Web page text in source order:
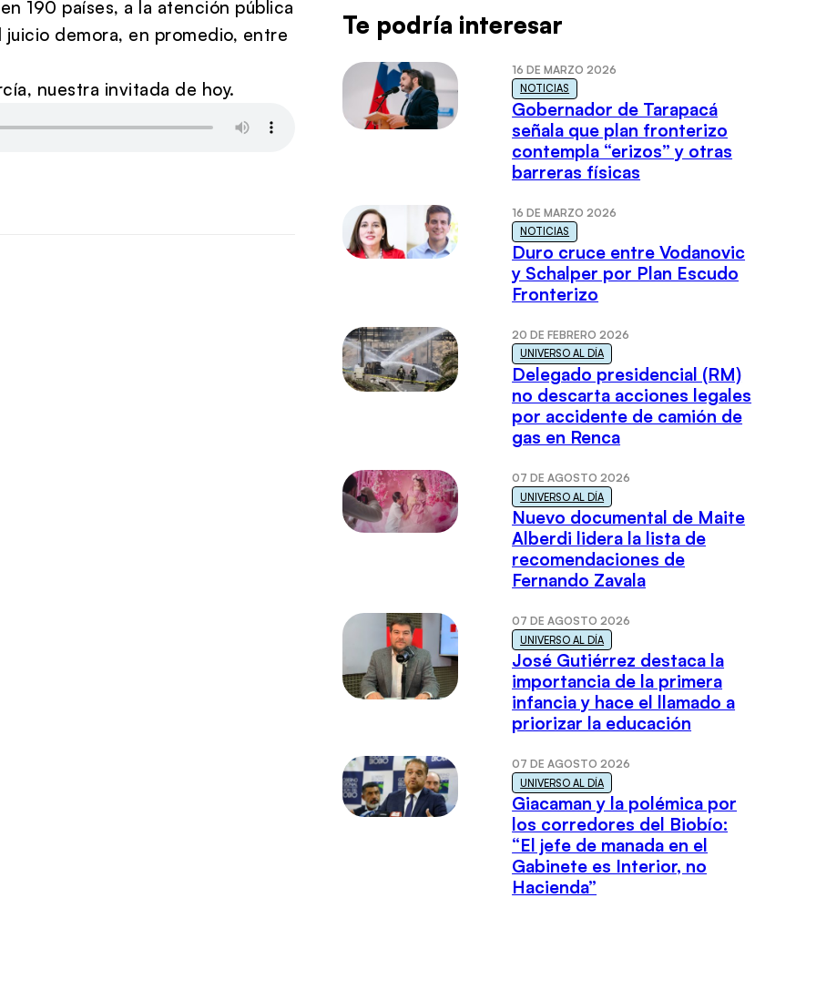
190 países, a la atención pública
demora, en promedio, entre
nuestra invitada de hoy.
Te podría interesar
16 DE MARZO 2026
NOTICIAS
Gobernador de Tarapacá
señala que plan fronterizo
contempla “erizos” y otras
barreras físicas
16 DE MARZO 2026
NOTICIAS
Duro cruce entre Vodanovic
y Schalper por Plan Escudo
Fronterizo
20 DE FEBRERO 2026
UNIVERSO AL DÍA
Delegado presidencial (RM)
no descarta acciones legales
por accidente de camión de
gas en Renca
07 DE AGOSTO 2026
UNIVERSO AL DÍA
Nuevo documental de Maite
Alberdi lidera la lista de
recomendaciones de
Fernando Zavala
07 DE AGOSTO 2026
UNIVERSO AL DÍA
José Gutiérrez destaca la
importancia de la primera
infancia y hace el llamado a
priorizar la educación
07 DE AGOSTO 2026
UNIVERSO AL DÍA
Giacaman y la polémica por
los corredores del Biobío:
“El jefe de manada en el
Gabinete es Interior, no
Hacienda”